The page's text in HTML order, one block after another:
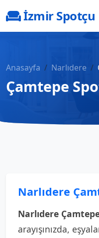
İzmir Spotçu
Anasayfa Narlıdere
Çamtepe
Narlıdere
Narlıdere
arayışınızda,